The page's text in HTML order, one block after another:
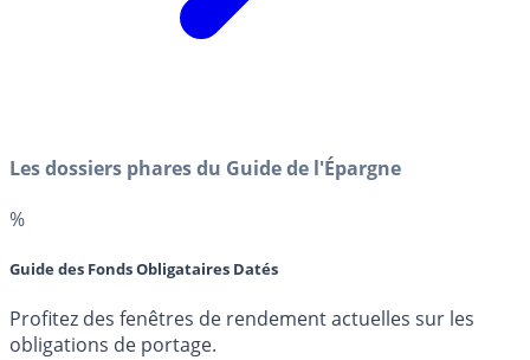
Les dossiers phares du Guide de l'Épargne
%
Guide des Fonds Obligataires Datés
Profitez des fenêtres de rendement actuelles sur les
obligations de portage.